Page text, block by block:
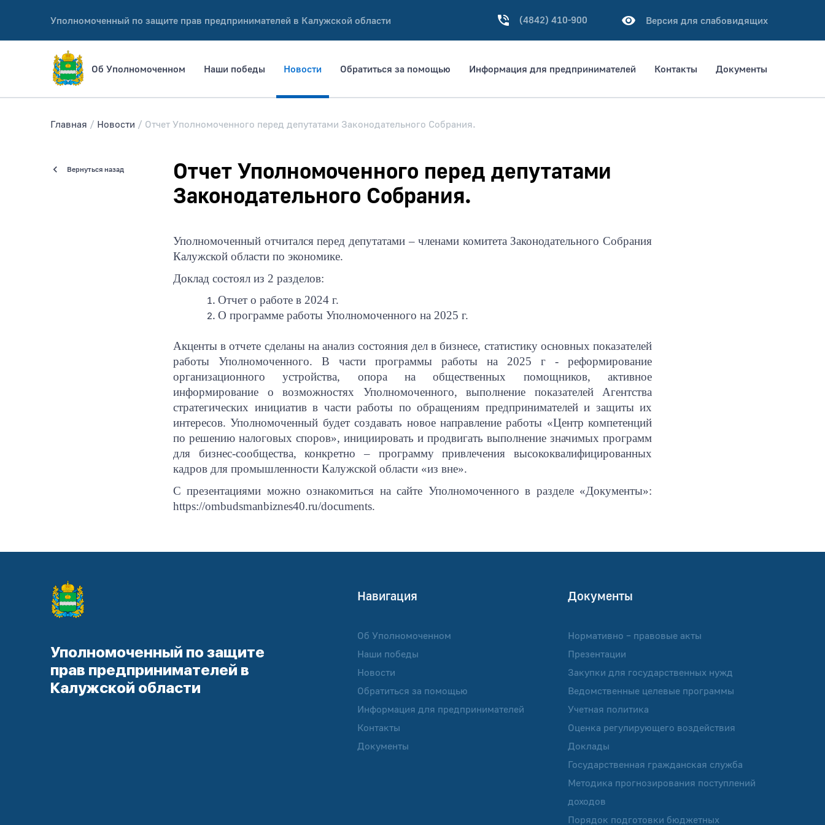
Уполномоченный по защите прав предпринимателей в Калужской области (4842) 410-900 Версия для слабовидящих
Об Уполномоченном Наши победы Новости Обратиться за помощью Информация для предпринимателей Контакты Документы
Главная Новости Отчет Уполномоченного перед депутатами Законодательного Собрания.
Вернуться назад
Отчет Уполномоченного перед депутатами
Законодательного Собрания.
Уполномоченный отчитался перед депутатами – членами комитета Законодательного Собрания
Калужской области по экономике.
Доклад состоял из 2 разделов:
Отчет о работе в 2024 г.
О программе работы Уполномоченного на 2025 г.
Акценты в отчете сделаны на анализ состояния дел в бизнесе, статистику основных показателей
работы Уполномоченного. В части программы работы на 2025 г - реформирование
организационного устройства, опора на общественных помощников, активное
информирование о возможностях Уполномоченного, выполнение показателей Агентства
стратегических инициатив в части работы по обращениям предпринимателей и защиты их
интересов. Уполномоченный будет создавать новое направление работы «Центр компетенций
по решению налоговых споров», инициировать и продвигать выполнение значимых программ
для бизнес-сообщества, конкретно – программу привлечения высококвалифицированных
кадров для промышленности Калужской области «из вне».
С презентациями можно ознакомиться на сайте Уполномоченного в разделе «Документы»:
https://ombudsmanbiznes40.ru/documents.
Уполномоченный по защите
прав предпринимателей в
Калужской области
Навигация
Об Уполномоченном
Наши победы
Новости
Обратиться за помощью
Информация для предпринимателей
Контакты
Документы
Документы
Нормативно – правовые акты
Презентации
Закупки для государственных нужд
Ведомственные целевые программы
Учетная политика
Оценка регулирующего воздействия
Доклады
Государственная гражданская служба
Методика прогнозирования поступлений
доходов
Порядок подготовки бюджетных